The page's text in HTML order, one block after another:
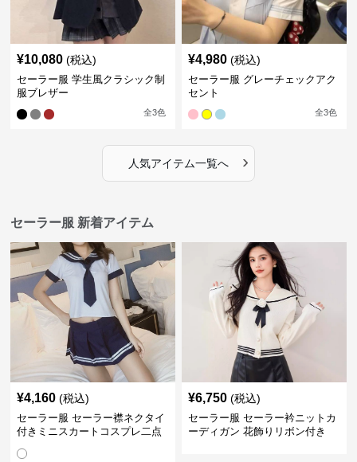
¥10,080 (税込)
セーラー服 学生風クラシック制
服ブレザー
全3色
¥4,980 (税込)
セーラー服 グレーチェックアク
セント
全3色
人気アイテム一覧へ ›
セーラー服 新着アイテム
¥4,160 (税込)
セーラー服 セーラー襟ネクタイ
付きミニスカートコスプレ二点
¥6,750 (税込)
セーラー服 セーラー衿ニットカ
ーディガン 花飾りリボン付き